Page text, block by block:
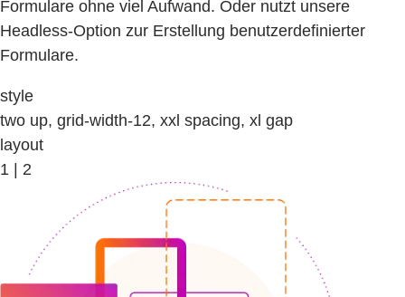
Formulare ohne viel Aufwand. Oder nutzt unsere
Headless-Option zur Erstellung benutzerdefinierter
Formulare.
style
two up, grid-width-12, xxl spacing, xl gap
layout
1 | 2